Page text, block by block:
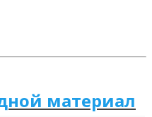
материал